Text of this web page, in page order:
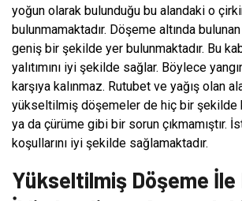
yoğun olarak bulunduğu bu alandaki o
bulunmamaktadır. Döşeme altında
geniş bir şekilde yer bulunmaktadır. Bu
yalıtımını iyi şekilde sağlar. Böylece
karşıya kalınmaz. Rutubet ve yağış olan
yükseltilmiş döşemeler de hiç bir şekilde
ya da çürüme gibi bir sorun çıkmamıştır.
koşullarını iyi şekilde sağlamaktadır.
Yükseltilmiş Döşeme İle